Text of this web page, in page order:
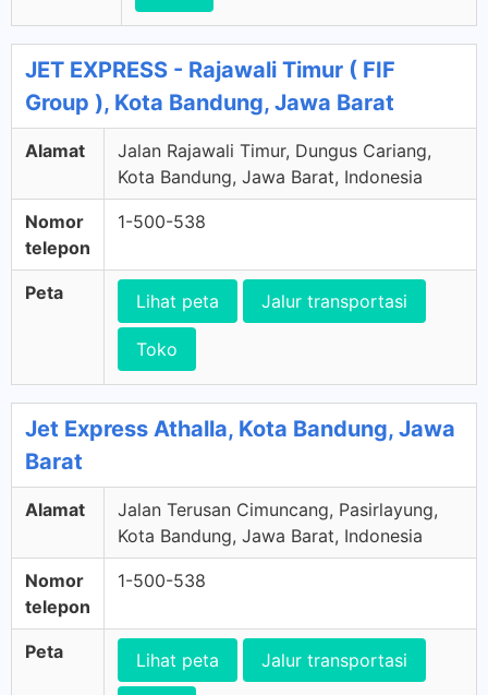
JET EXPRESS - Rajawali Timur ( FIF
Group ), Kota Bandung, Jawa Barat
Alamat
Jalan Rajawali Timur, Dungus Cariang,
Kota Bandung, Jawa Barat, Indonesia
Nomor
telepon
1-500-538
Peta Lihat peta Jalur transportasi
Toko
Jet Express Athalla, Kota Bandung, Jawa
Barat
Alamat
Jalan Terusan Cimuncang, Pasirlayung,
Kota Bandung, Jawa Barat, Indonesia
Nomor
telepon
1-500-538
Peta Lihat peta Jalur transportasi